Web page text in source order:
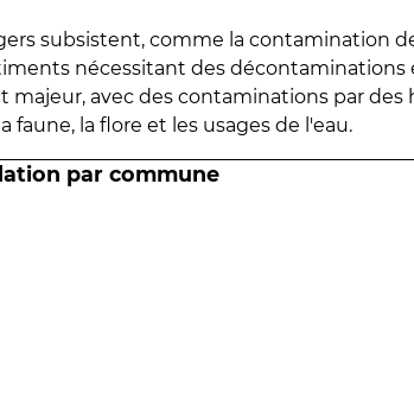
subsistent, comme la contamination
nécessitant des décontaminations
majeur, avec des contaminations par des
la flore et les usages de l'eau.
par commune